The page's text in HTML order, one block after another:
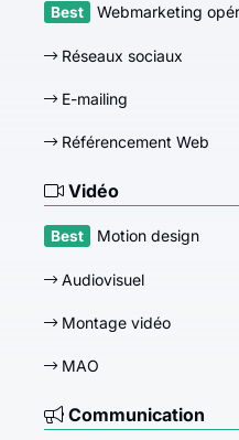
Webmarketing
Réseaux sociaux
E-mailing
Référencement Web
Vidéo
Motion design
Audiovisuel
Montage vidéo
MAO
Communication